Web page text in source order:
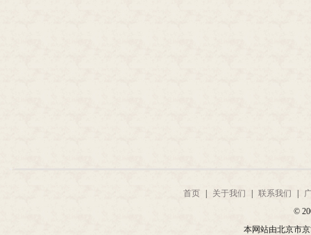
首页 关于我们 联系我们
©
本网站由北京市